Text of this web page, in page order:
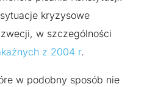
kryzysowe
w szczególności
z 2004 r.
w podobny sposób nie